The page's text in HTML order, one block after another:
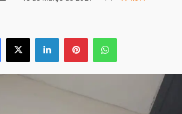
mail
Facebook
X LinkedinPinterestWhatsApp